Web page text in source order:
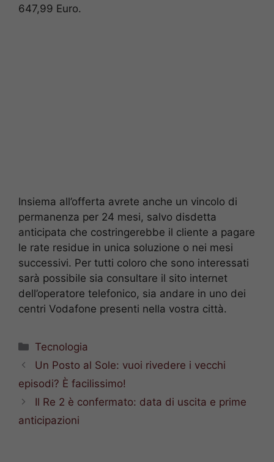
647,99 Euro.
Insiema all’offerta avrete anche un vincolo di
permanenza per 24 mesi, salvo disdetta
anticipata che costringerebbe il cliente a pagare
le rate residue in unica soluzione o nei mesi
successivi. Per tutti coloro che sono interessati
sarà possibile sia consultare il sito internet
dell’operatore telefonico, sia andare in uno dei
centri Vodafone presenti nella vostra città.
Categorie
Tecnologia
Un Posto al Sole: vuoi rivedere i vecchi
episodi? È facilissimo!
Il Re 2 è confermato: data di uscita e prime
anticipazioni